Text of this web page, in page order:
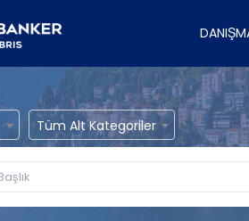
Tüm Alt Kategoriler